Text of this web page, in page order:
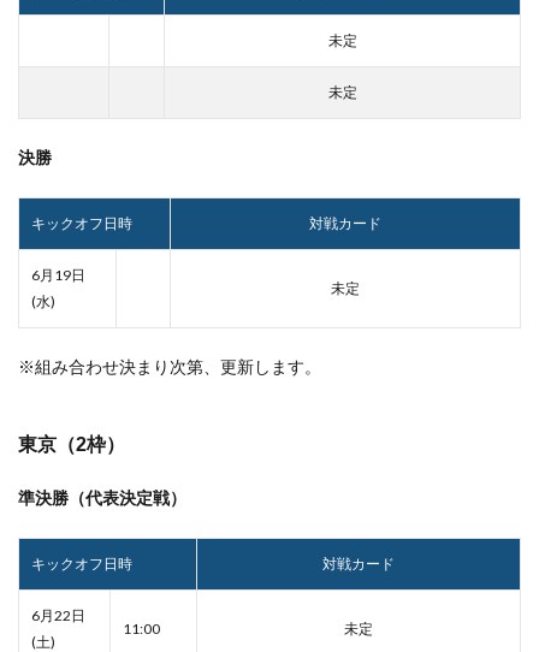
未定
未定
決勝
キックオフ日時 対戦カード
6月19日
(水)
未定
※組み合わせ決まり次第、更新します。
東京（2枠）
準決勝（代表決定戦）
キックオフ日時 対戦カード
6月22日
(土)
11:00 未定